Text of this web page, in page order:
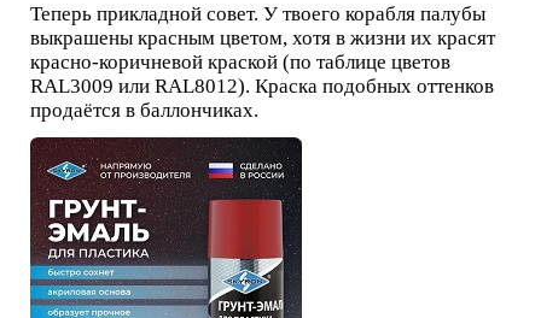
Теперь прикладной совет. У твоего корабля палубы
выкрашены красным цветом, хотя в жизни их красят
красно-коричневой краской (по таблице цветов
RAL3009 или RAL8012). Краска подобных оттенков
продаётся в баллончиках.